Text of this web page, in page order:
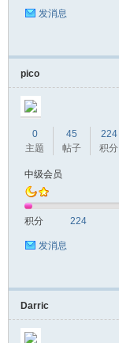
发消息
pico
0
主题
45
帖子
224
积分
中级会员
积分 224
发消息
Darric